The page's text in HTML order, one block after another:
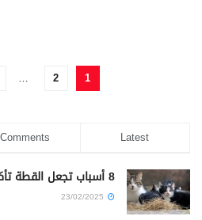
1
2
…
Comments Latest
8 أسباب تجعل القطة تأكل صغارها